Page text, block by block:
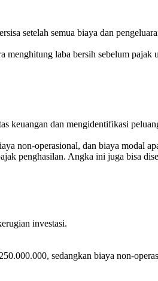
setelah semua biaya dan
menghitung laba bersih sebelum pajak
keuangan dan mengidentifikasi
non-operasional, dan biaya modal
penghasilan. Angka ini juga bisa
investasi.
sedangkan biaya non-